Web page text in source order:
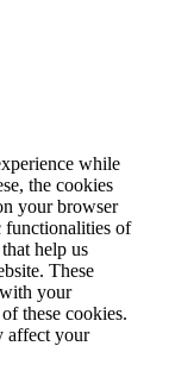
while
the cookies
your browser
functionalities of
help us
These
your
these cookies.
affect your